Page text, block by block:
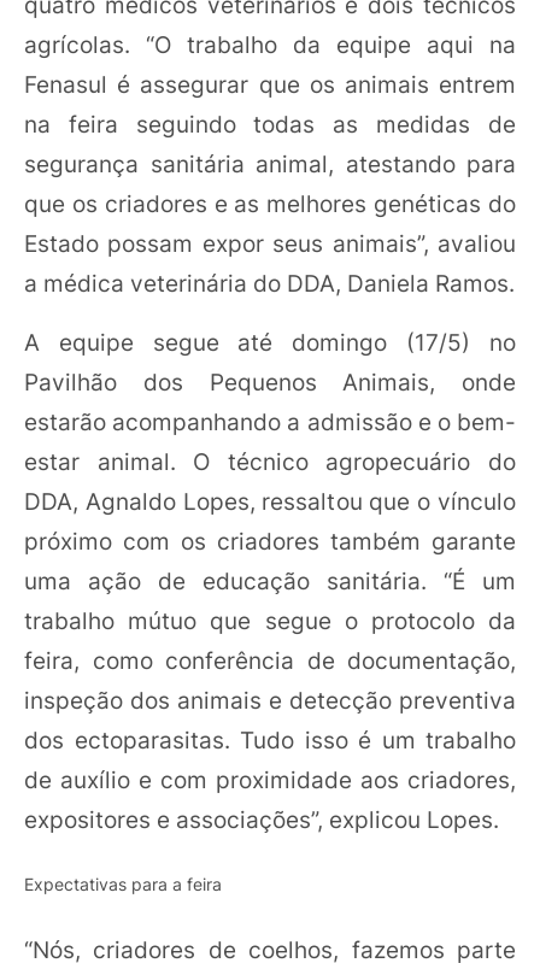
agrícolas. “O trabalho da equipe aqui na
Fenasul é assegurar que os animais entrem
na feira seguindo todas as medidas de
segurança sanitária animal, atestando para
que os criadores e as melhores genéticas do
Estado possam expor seus animais”, avaliou
a médica veterinária do DDA, Daniela Ramos.
A equipe segue até domingo (17/5) no
Pavilhão dos Pequenos Animais, onde
estarão acompanhando a admissão e o bem-
estar animal. O técnico agropecuário do
DDA, Agnaldo Lopes, ressaltou que o vínculo
próximo com os criadores também garante
uma ação de educação sanitária. “É um
trabalho mútuo que segue o protocolo da
feira, como conferência de documentação,
inspeção dos animais e detecção preventiva
dos ectoparasitas. Tudo isso é um trabalho
de auxílio e com proximidade aos criadores,
expositores e associações”, explicou Lopes.
Expectativas para a feira
“Nós, criadores de coelhos, fazemos parte